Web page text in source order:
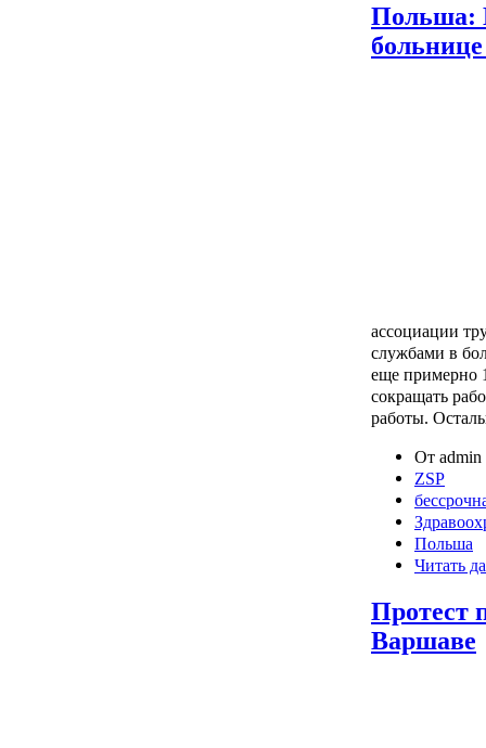
Польша:
ассоциации
службами в
еще примерно
сокращать
работы.
От admin
ZSP
Польша
Читать
Протест
Варшаве